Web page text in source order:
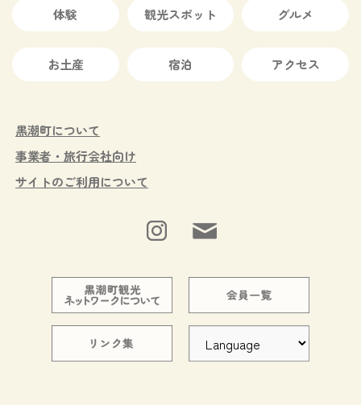
体験 観光スポット グルメ
お土産 宿泊 アクセス
黒潮町について
事業者・旅行会社向け
サイトのご利用について